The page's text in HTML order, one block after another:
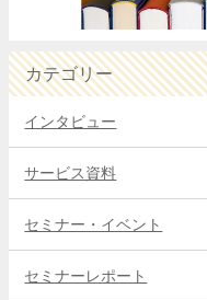
カテゴリー
インタビュー
サービス資料
セミナー・イベント
セミナーレポート